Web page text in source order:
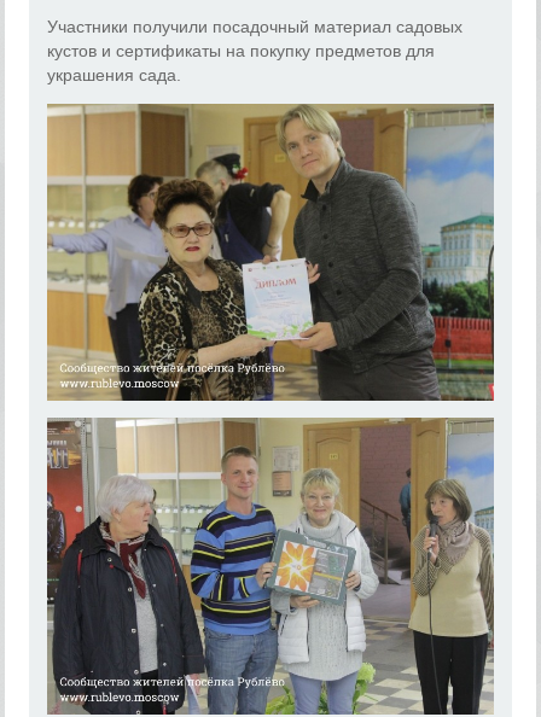
Участники получили посадочный материал садовых
кустов и сертификаты на покупку предметов для
украшения сада.